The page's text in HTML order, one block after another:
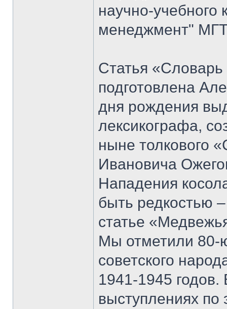
научно-
менеджмент"
Статья
подготовлена
дня рождения
лексикографа,
ныне толкового
Ивановича
Нападения
быть редкостью
статье
Мы отметили 80-
советского
1941-1945 годов.
выступлениях по